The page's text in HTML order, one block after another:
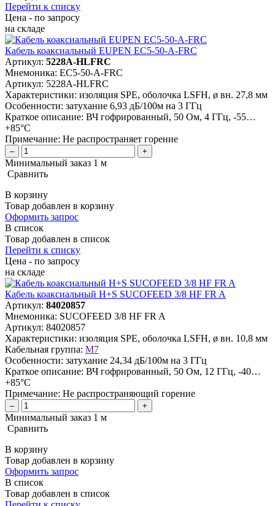
Перейти к списку
Цена - по запросу
на складе
Кабель коаксиальный EUPEN EC5-50-A-FRC
Артикул: 5228A-HLFRC
Мнемоника: EC5-50-A-FRC
Артикул: 5228A-HLFRC
Характеристики: изоляция SPE, оболочка LSFH, ø вн. 27,8 мм
Особенности: затухание 6,93 дБ/100м на 3 ГГц
Краткое описание: ВЧ гофрированный, 50 Ом, 4 ГГц, -55…
+85°C
Примечание: Не распространяет горение
– +
Минимальный заказ 1 м
Сравнить
В корзину
Товар добавлен в корзину
Оформить запрос
В список
Товар добавлен в список
Перейти к списку
Цена - по запросу
на складе
Кабель коаксиальный H+S SUCOFEED 3/8 HF FR A
Артикул: 84020857
Мнемоника: SUCOFEED 3/8 HF FR A
Артикул: 84020857
Характеристики: изоляция SPE, оболочка LSFH, ø вн. 10,8 мм
Кабельная группа: M7
Особенности: затухание 24,34 дБ/100м на 3 ГГц
Краткое описание: ВЧ гофрированный, 50 Ом, 12 ГГц, -40…
+85°C
Примечание: Не распространяющий горение
– +
Минимальный заказ 1 м
Сравнить
В корзину
Товар добавлен в корзину
Оформить запрос
В список
Товар добавлен в список